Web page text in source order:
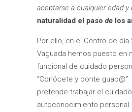
aceptarse a cualquier edad y
naturalidad el paso de los
Por ello, en el Centro de día
Vaguada hemos puesto en
funcional de cuidado
“Conócete y ponte
pretende trabajar el
autoconocimiento personal.